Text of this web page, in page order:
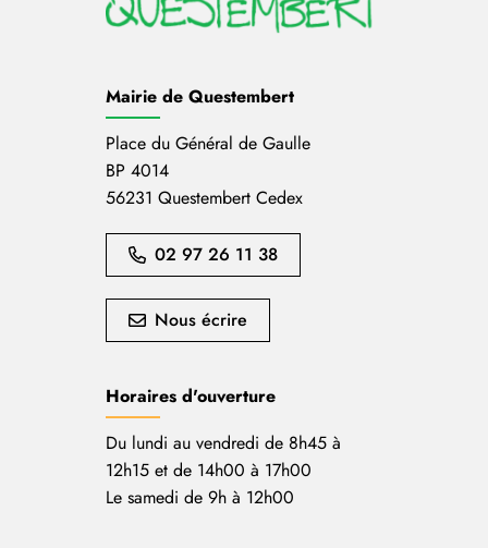
Mairie de Questembert
Place du Général de Gaulle
BP 4014
56231 Questembert Cedex
02 97 26 11 38
Nous écrire
Horaires d'ouverture
Du lundi au vendredi de 8h45 à
12h15 et de 14h00 à 17h00
Le samedi de 9h à 12h00